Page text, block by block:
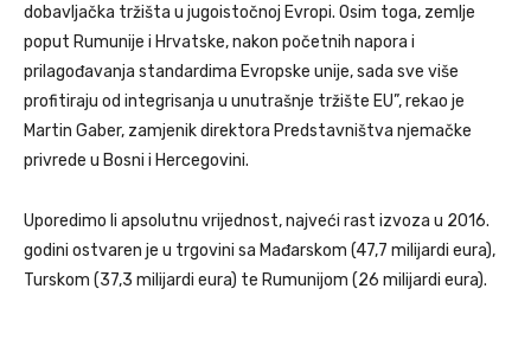
dobavljačka tržišta u jugoistočnoj Evropi. Osim toga, zemlje
poput Rumunije i Hrvatske, nakon početnih napora i
prilagođavanja standardima Evropske unije, sada sve više
profitiraju od integrisanja u unutrašnje tržište EU”, rekao je
Martin Gaber, zamjenik direktora Predstavništva njemačke
privrede u Bosni i Hercegovini.
Uporedimo li apsolutnu vrijednost, najveći rast izvoza u 2016.
godini ostvaren je u trgovini sa Mađarskom (47,7 milijardi eura),
Turskom (37,3 milijardi eura) te Rumunijom (26 milijardi eura).